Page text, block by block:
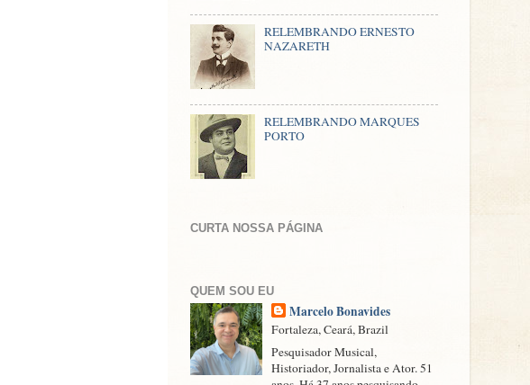
RELEMBRANDO ERNESTO
NAZARETH
RELEMBRANDO MARQUES
PORTO
CURTA NOSSA PÁGINA
QUEM SOU EU
Marcelo Bonavides
Fortaleza, Ceará, Brazil
Pesquisador Musical,
Historiador, Jornalista e Ator. 51